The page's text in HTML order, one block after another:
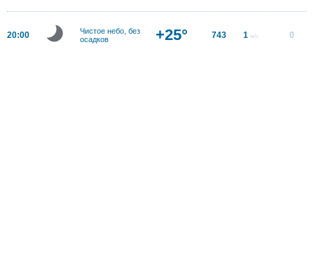
20:00
Чистое небо, без
осадков
+25° 743 1 м/с 0